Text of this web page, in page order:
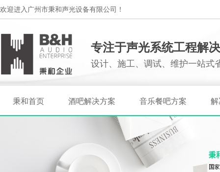
欢迎进入广州市秉和声光设备有限公司！
专注于声光系统工程解
设计、施工、调试、维护一站式
秉和首页 酒吧解决方案 音乐餐吧方案 解